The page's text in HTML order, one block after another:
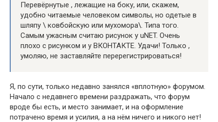
Перевёрнутые , лежащие на боку, или, скажем,
удобно читаемые человеком символы, но одетые в
шляпу \ ковбойскую или мухомора\. Типа того.
Самым ужасным считаю рисунок у uNET. Очень
плохо с рисунком и у ВКОНТАКТЕ. Удачи! Только ,
умоляю, не заставляйте перерегистрироваться!
Я, по сути, только недавно занялся «вплотную» форумом.
Начало с недавнего времени раздражать, что форум
вроде бы есть, и место занимает, и на оформление
потрачено время и усилия, а на нём ничего и никого нет!